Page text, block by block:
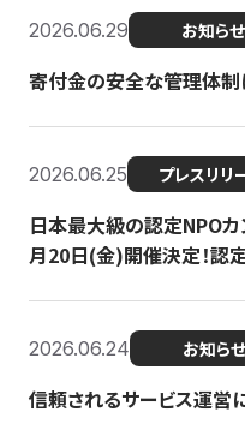
2026.06.29 お知らせ
寄付金の安全な管理体制
2026.06.25 プレスリリ
日本最大級の認定NPOカ
月20日(金)開催決定！認
2026.06.24 お知らせ
信頼されるサービス運営